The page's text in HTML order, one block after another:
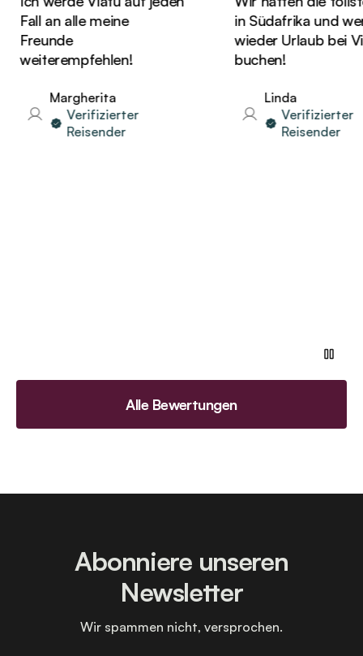
Fall an alle meine
Freunde
weiterempfehlen!
Margherita
Verifizierter
Reisender
in Südafrika und
wieder Urlaub bei
buchen!
Linda
Verifizierter
Reisender
Alle Bewertungen
Abonniere unseren
Newsletter
Wir spammen nicht, versprochen.